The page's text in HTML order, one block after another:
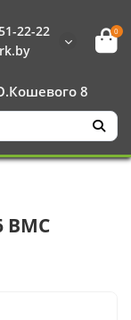
22-22
0
8
BMC